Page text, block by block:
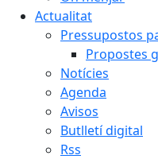
Actualitat
Pressupostos
Propostes
Notícies
Agenda
Avisos
Butlletí digital
Rss